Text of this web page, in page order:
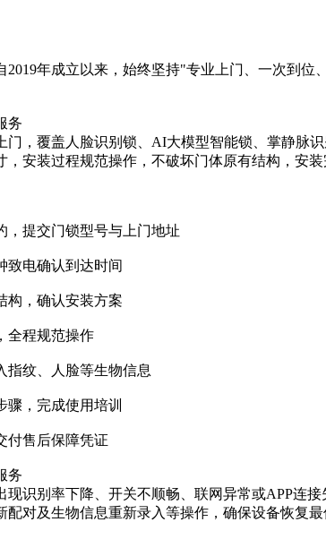
2019年成立以来，始终坚持"专业上门、一次到
务
门，覆盖人脸识别锁、AI大模型智能锁、掌静脉
，安装过程规范操作，不破坏门体原有结构，安
，提交门锁型号与上门地址
致电确认到达时间
构，确认安装方案
全程规范操作
指纹、人脸等生物信息
骤，完成使用培训
付售后保障凭证
务
现识别率下降、开关不顺畅、联网异常或APP连
配对及生物信息重新录入等操作，确保设备恢复最